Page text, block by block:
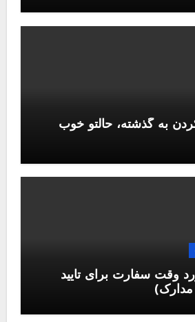
به گذشته، حالتو خوب
وقت سفارت برای تایید
مدارک)